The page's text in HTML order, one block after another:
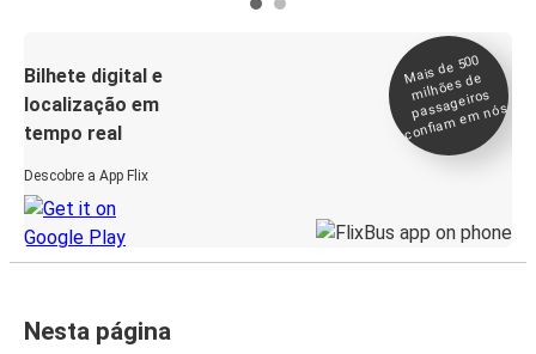
Bilhete digital e
localização em
tempo real
Descobre a App Flix
Mais de 500
milhões de
passageiros
confia
m e
m nós
Nesta página